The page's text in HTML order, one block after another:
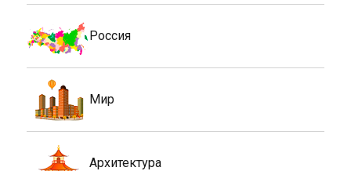
Россия
Мир
Архитектура